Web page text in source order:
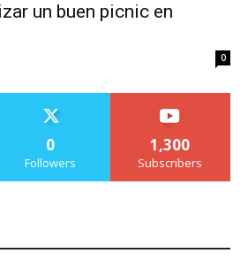
un buen picnic en
0
0
Followers
1,300
Subscribers